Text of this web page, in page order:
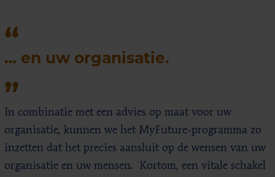
… en uw organisatie.
In combinatie met een advies op maat voor uw
organisatie, kunnen we het MyFuture-programma zo
inzetten dat het precies aansluit op de wensen van uw
organisatie en uw mensen. Kortom, een vitale schakel